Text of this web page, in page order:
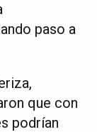
paso a
que con
podrían